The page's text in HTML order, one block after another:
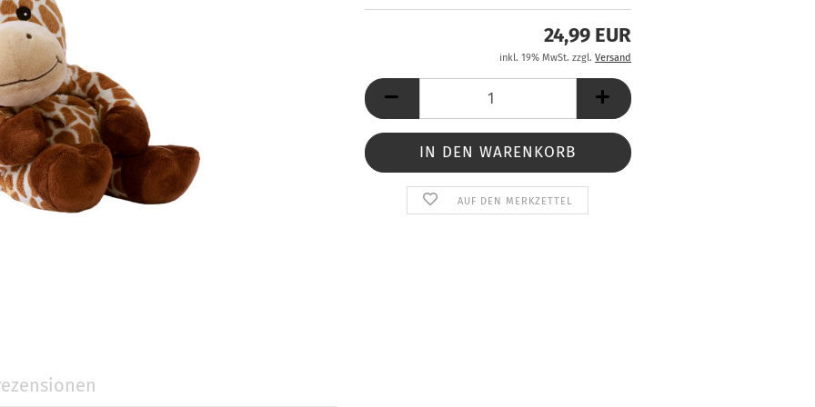
Jumbo
Light
Duftkerzen
24,99 EUR
inkl. 19% MwSt. zzgl. Versand
AUF DEN MERKZETTEL